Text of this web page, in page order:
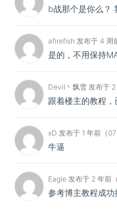
afirefish 发布于 4 周
是的，不用保持
Devil丶飘雪 发布于 2
xD 发布于 1 年前（07
牛逼
Eagle 发布于 2 年前